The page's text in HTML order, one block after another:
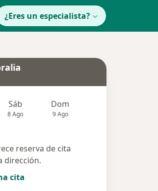
¿Eres un especialista?
Sáb
8 Ago
Dom
9 Ago
reserva de cita
dirección.
cita